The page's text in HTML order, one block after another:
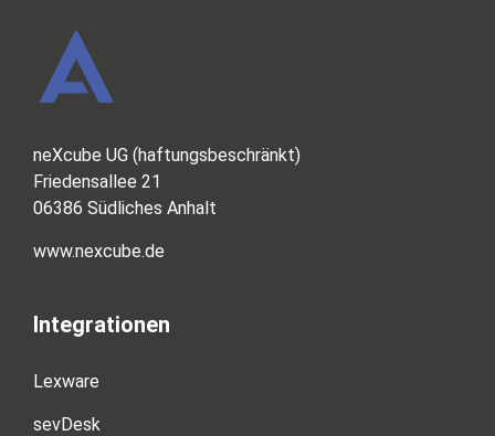
neXcube UG (haftungsbeschränkt)
Friedensallee 21
06386 Südliches Anhalt
www.nexcube.de
Integrationen
Lexware
sevDesk